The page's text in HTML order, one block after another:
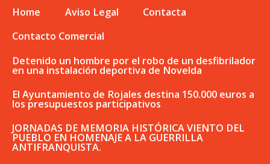
Home Aviso Legal
Contacta
Contacto Comercial
Detenido un hombre por el robo de un desfibrilador
en una instalación deportiva de Novelda
El Ayuntamiento de Rojales destina 150.000 euros a
los presupuestos participativos
JORNADAS DE MEMORIA HISTÓRICA VIENTO DEL
PUEBLO EN HOMENAJE A LA GUERRILLA
ANTIFRANQUISTA.